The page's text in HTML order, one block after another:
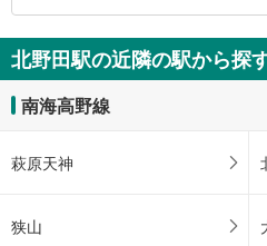
北野田駅の近隣の駅から探
南海高野線
萩原天神
狭山